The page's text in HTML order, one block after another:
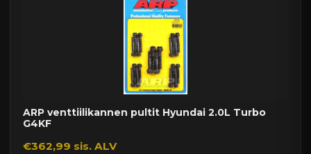
ARP venttiilikannen pultit Hyundai 2.0L Turbo
G4KF
€362,99 sis. ALV